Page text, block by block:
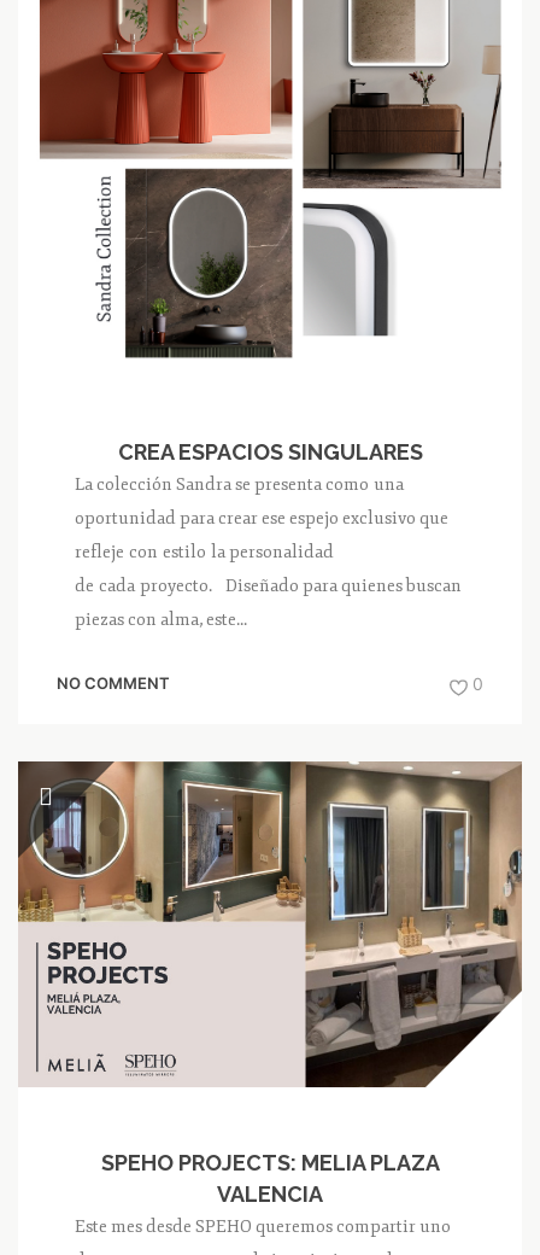
CREA ESPACIOS SINGULARES
La colección Sandra se presenta como una
oportunidad para crear ese espejo exclusivo que
refleje con estilo la personalidad
de cada proyecto. Diseñado para quienes buscan
piezas con alma, este...
NO COMMENT 0
SPEHO PROJECTS: MELIA PLAZA
VALENCIA
Este mes desde SPEHO queremos compartir uno